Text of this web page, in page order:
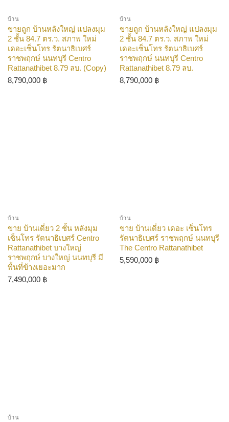
บ้าน
ขายถูก บ้านหลังใหญ่ แปลงมุม
2 ชั้น 84.7 ตร.ว. สภาพ ใหม่
เดอะเซ็นโทร รัตนาธิเบศร์
ราชพฤกษ์ นนทบุรี Centro
Rattanathibet 8.79 ลบ. (Copy)
8,790,000 ฿
บ้าน
ขายถูก บ้านหลังใหญ่ แปลงมุม
2 ชั้น 84.7 ตร.ว. สภาพ ใหม่
เดอะเซ็นโทร รัตนาธิเบศร์
ราชพฤกษ์ นนทบุรี Centro
Rattanathibet 8.79 ลบ.
8,790,000 ฿
บ้าน
ขาย บ้านเดี่ยว 2 ชั้น หลังมุม
เซ็นโทร รัตนาธิเบศร์ Centro
Rattanathibet บางใหญ่
ราชพฤกษ์ บางใหญ่ นนทบุรี มี
พื้นที่ข้างเยอะมาก
7,490,000 ฿
บ้าน
ขาย บ้านเดี่ยว เดอะ เซ็นโทร
รัตนาธิเบศร์ ราชพฤกษ์ นนทบุรี
The Centro Rattanathibet
5,590,000 ฿
บ้าน